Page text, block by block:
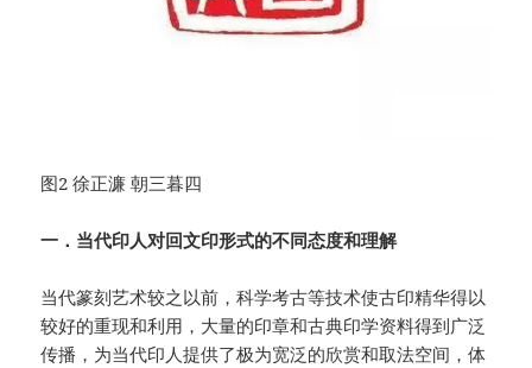
图2 徐正濂 朝三暮四
一．当代印人对回文印形式的不同态度和理解
当代篆刻艺术较之以前，科学考古等技术使古印精华得以
较好的重现和利用，大量的印章和古典印学资料得到广泛
传播，为当代印人提供了极为宽泛的欣赏和取法空间，体